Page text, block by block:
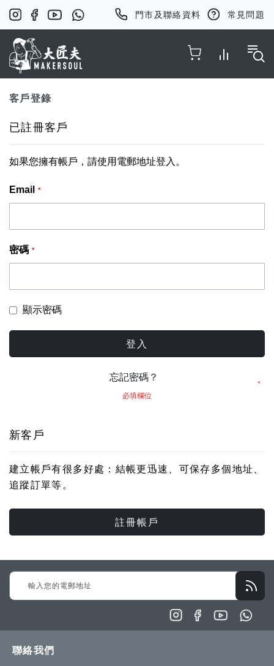
門市及聯絡資料 常見問題
客戶登錄
已註冊客戶
如果您擁有帳戶，請使用電郵地址登入。
Email
密碼
顯示密碼
登入
忘記密碼？
新客戶
建立帳戶有很多好處：結帳更迅速、可保存多個地址、
追蹤訂單等。
註冊帳戶
Sign
Up
聯絡我們